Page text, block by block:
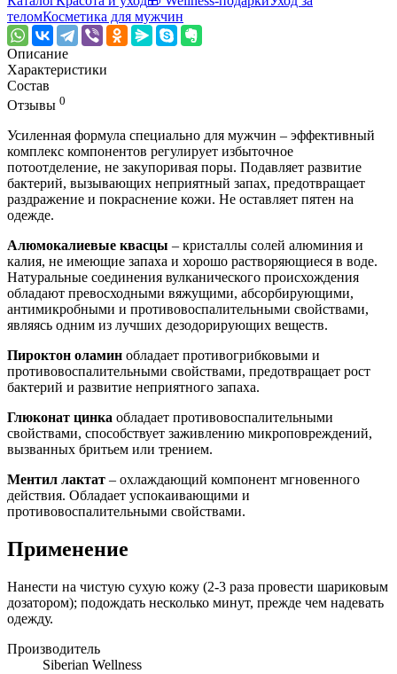
теломКосметика для мужчин
Описание
Характеристики
Состав
Отзывы 0
Усиленная формула специально для мужчин – эффективный
комплекс компонентов регулирует избыточное
потоотделение, не закупоривая поры. Подавляет развитие
бактерий, вызывающих неприятный запах, предотвращает
раздражение и покраснение кожи. Не оставляет пятен на
одежде.
Алюмокалиевые квасцы – кристаллы солей алюминия и
калия, не имеющие запаха и хорошо растворяющиеся в воде.
Натуральные соединения вулканического происхождения
обладают превосходными вяжущими, абсорбирующими,
антимикробными и противовоспалительными свойствами,
являясь одним из лучших дезодорирующих веществ.
Пироктон оламин обладает противогрибковыми и
противовоспалительными свойствами, предотвращает рост
бактерий и развитие неприятного запаха.
Глюконат цинка обладает противовоспалительными
свойствами, способствует заживлению микроповреждений,
вызванных бритьем или трением.
Ментил лактат – охлаждающий компонент мгновенного
действия. Обладает успокаивающими и
противовоспалительными свойствами.
Применение
Нанести на чистую сухую кожу (2-3 раза провести шариковым
дозатором); подождать несколько минут, прежде чем надевать
одежду.
Производитель
Siberian Wellness